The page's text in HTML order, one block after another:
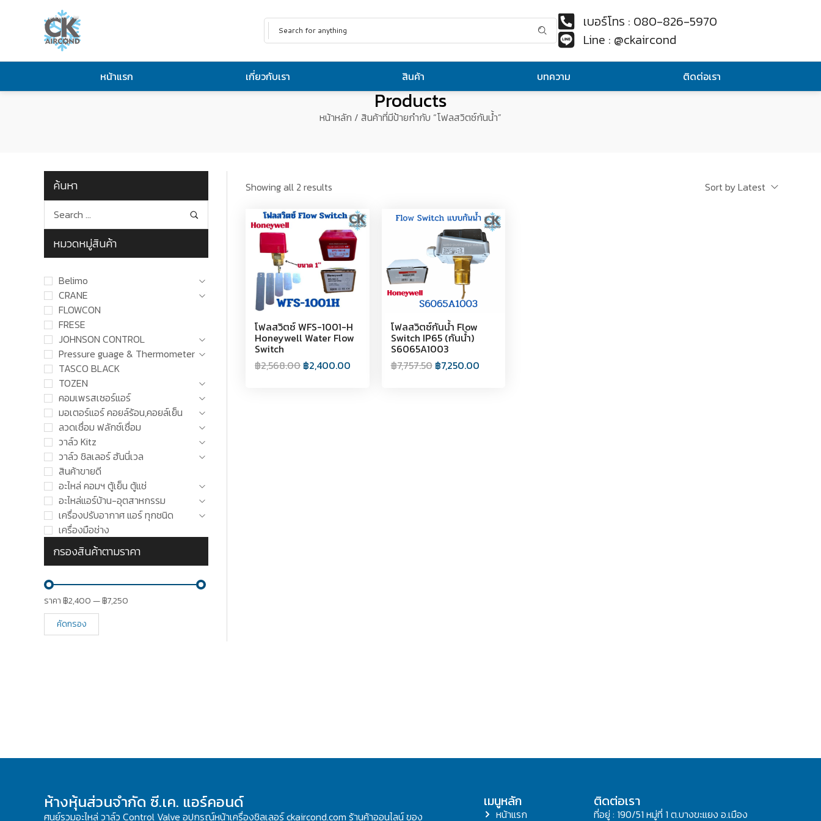
เบอร์โทร : 080-826-5970
Line : @ckaircond
หน้าแรก เกี่ยวกับเรา สินค้า บทความ ติดต่อเรา
Products
หน้าหลัก / สินค้าที่มีป้ายกำกับ “โฟลสวิตซ์กันน้ำ”
ค้นหา
หมวดหมู่สินค้า
Belimo
CRANE
FLOWCON
FRESE
JOHNSON CONTROL
Pressure guage & Thermometer
TASCO BLACK
TOZEN
คอมเพรสเซอร์แอร์
มอเตอร์แอร์ คอยล์ร้อน,คอยล์เย็น
ลวดเชื่อม ฟลักซ์เชื่อม
วาล์ว Kitz
วาล์ว ชิลเลอร์ ฮันนี่เวล
สินค้าขายดี
อะไหล่ คอมฯ ตู้เย็น ตู้แช่
อะไหล่แอร์บ้าน-อุตสาหกรรม
เครื่องปรับอากาศ แอร์ ทุกชนิด
เครื่องมือช่าง
กรองสินค้าตามราคา
คัดกรอง
ราคา฿2,400—฿7,250
Showing all 2 results Sort by Latest
โฟลสวิตซ์ WFS-1001-H
Honeywell Water Flow
Switch
฿2,568.00 ฿2,400.00
โฟลสวิตซ์กันน้ำ Flow
Switch IP65 (กันน้ำ)
S6065A1003
฿7,757.50 ฿7,250.00
ห้างหุ้นส่วนจำกัด ซี.เค. แอร์คอนด์
ศูนย์รวมอะไหล่ วาล์ว Control Valve อุปกรณ์หน้าเครื่องชิลเลอร์ ckaircond.com ร้านค้าออนไลน์ ของ
เมนูหลัก
หน้าแรก
ติดต่อเรา
ที่อยู่ : 190/51 หมู่ที่ 1 ต.บางขะแยง อ.เมือง